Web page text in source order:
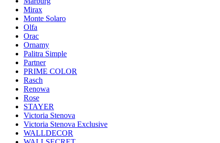
Mirax
Monte Solaro
Olfa
Orac
Ornamy
Palitra Simple
Partner
PRIME COLOR
Rasch
Renowa
Rose
STAYER
Victoria Stenova
Victoria Stenova Exclusive
WALLDECOR